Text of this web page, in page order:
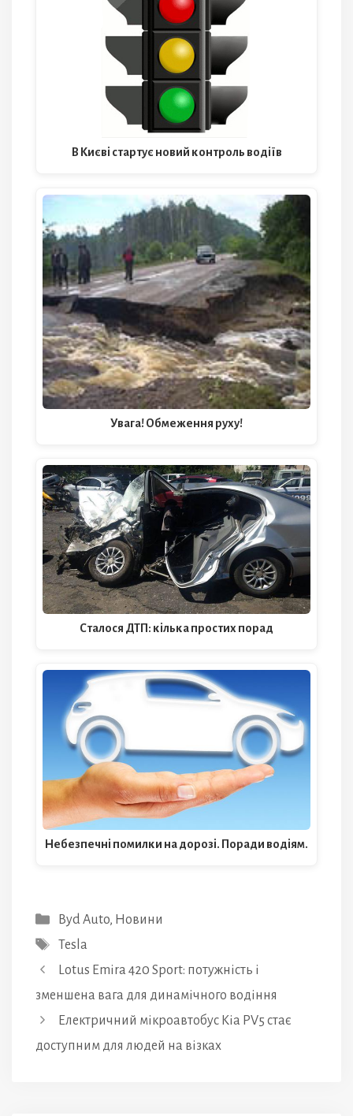
В Києві стартує новий контроль водіїв
Увага! Обмеження руху!
Сталося ДТП: кілька простих порад
Небезпечні помилки на дорозі. Поради водіям.
Категорії
Byd Auto, Новини
Позначки
Tesla
Lotus Emira 420 Sport: потужність і
зменшена вага для динамічного водіння
Електричний мікроавтобус Kia PV5 стає
доступним для людей на візках